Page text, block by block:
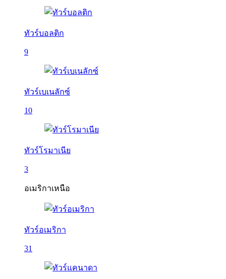
ทัวร์บอลติก
9
ทัวร์เบเนลักซ์
10
ทัวร์โรมาเนีย
3
อเมริกาเหนือ
ทัวร์อเมริกา
31